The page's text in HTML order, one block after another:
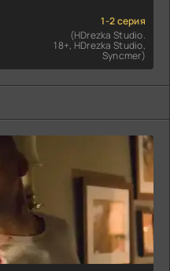
1-2 серия
(HDrezka Studio.
18+, HDrezka Studio,
Syncmer)